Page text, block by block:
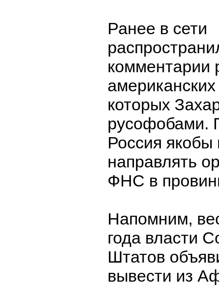
Ранее в сети
комментарии
американских
которых
русофобами.
Россия якобы
направлять
ФНС в
Напомним,
года власти
Штатов
вывести из